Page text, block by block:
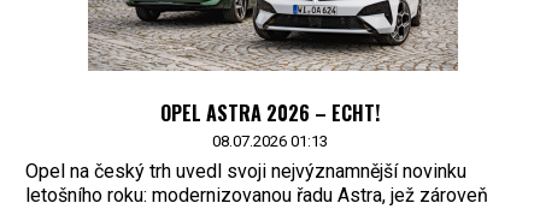
OPEL ASTRA 2026 – ECHT!
08.07.2026 01:13
Opel na český trh uvedl svoji nejvýznamnější novinku
letošního roku: modernizovanou řadu Astra, jež zároveň